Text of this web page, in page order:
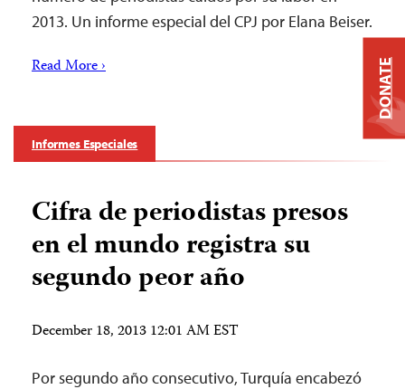
2013. Un informe especial del CPJ por Elana Beiser.
Read More ›
Informes Especiales
Cifra de periodistas presos
en el mundo registra su
segundo peor año
December 18, 2013 12:01 AM EST
Por segundo año consecutivo, Turquía encabezó
DONATE